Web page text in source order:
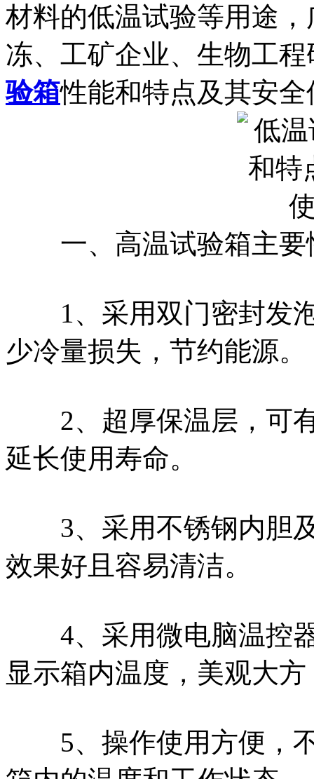
材料的低温试验等用途
冻、工矿企业、生物工
验箱性能和特点及其安
一、高温试验箱主要
1、采用双门密封发泡
少冷量损失，节约能源。
2、超厚保温层，可有
延长使用寿命。
3、采用不锈钢内胆及
效果好且容易清洁。
4、采用微电脑温控器
显示箱内温度，美观大方
5、操作使用方便，不